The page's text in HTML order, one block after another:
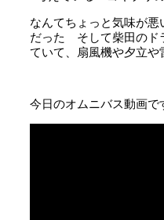
なんてちょっと気味が
だった そして柴田のド
ていて、扇風機や夕立や
今日のオムニバス動画で